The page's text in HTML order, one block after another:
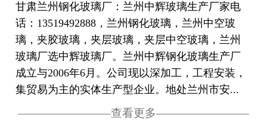
甘肃兰州钢化玻璃厂：兰州中辉玻璃生产厂家电
话：13519492888，兰州钢化玻璃，兰州中空玻
璃，夹胶玻璃，夹层玻璃，夹层中空玻璃，兰州
玻璃厂选中辉玻璃厂。兰州中辉钢化玻璃生产厂
成立与2006年6月。公司现以深加工，工程安装，
集贸易为主的实体生产型企业。地处兰州市安...
查看更多